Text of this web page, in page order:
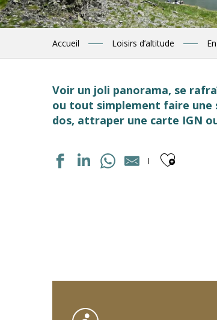
Accueil Loisirs d’altitude
Voir un joli panorama, se
ou tout simplement faire une
dos, attraper une carte IGN